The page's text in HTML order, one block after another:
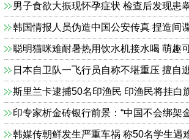
男子食欲大振现怀孕症状 检查后发现患
韩国情报人员伪造中国公安传真 捏造间
聪明猫咪难耐暑热用饮水机接水喝 萌趣
日本自卫队一飞行员自称不堪重压 擅自
斯里兰卡逮捕50名印渔民 印渔民将挂白
印专家析金砖银行前景：“中国不会绑架
韩媒传朝鲜发生严重车祸 称50名学生遇